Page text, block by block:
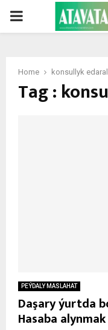
PRIMARY
Home konsullyk
Tag :
PEÝDALY MASLAHAT
Daşary ýurtda
Hasaba alynmak